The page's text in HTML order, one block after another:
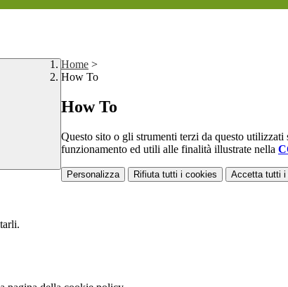
Home >
How To
How To
Questo sito o gli strumenti terzi da questo
funzionamento ed utili alle finalità illustrate nella
Personalizza Rifiuta tutti i cookies Accetta tutti i